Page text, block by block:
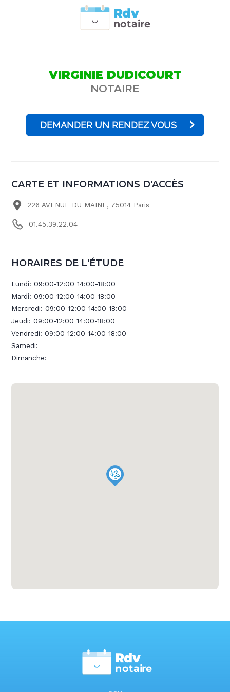
notaire
Rdv
VIRGINIE DUDICOURT
NOTAIRE
DEMANDER UN RENDEZ VOUS
CARTE ET INFORMATIONS D'ACCÈS
226 AVENUE DU MAINE, 75014 Paris
01.45.39.22.04
HORAIRES DE L'ÉTUDE
Lundi:09:00-12:00 14:00-18:00
Mardi:09:00-12:00 14:00-18:00
Mercredi:09:00-12:00 14:00-18:00
Jeudi:09:00-12:00 14:00-18:00
Vendredi:09:00-12:00 14:00-18:00
Samedi:
Dimanche:
notaire
Rdv